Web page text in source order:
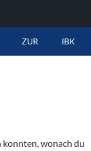
ZUR IBK
konnten, wonach du